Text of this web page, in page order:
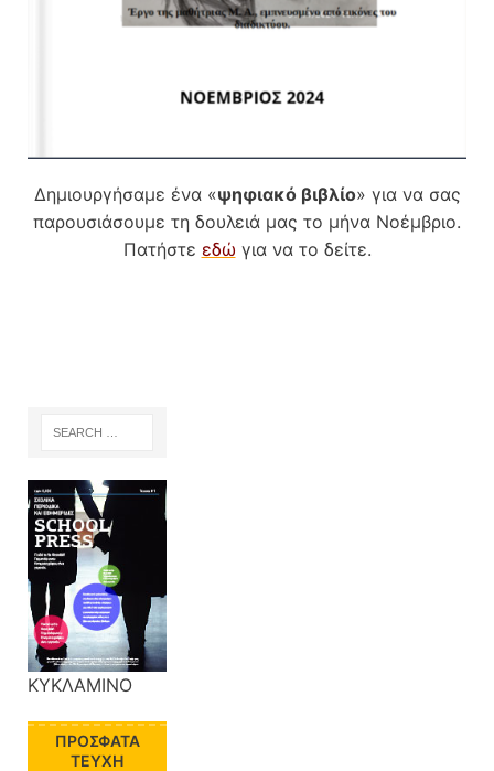
Δημιουργήσαμε ένα «ψηφιακό βιβλίο» για να σας
παρουσιάσουμε τη δουλειά μας το μήνα Νοέμβριο.
Πατήστε εδώ για να το δείτε.
ΚΥΚΛΑΜΙΝΟ
ΠΡΌΣΦΑΤΑ
ΤΕΎΧΗ